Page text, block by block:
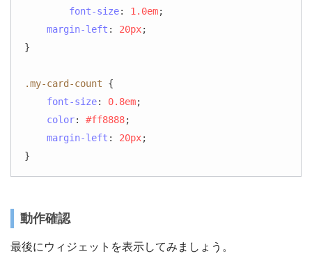
font-size: 1.0em;
margin-left : 20px;
}
.my-card-count {
font-size: 0.8em;
color: #ff8888;
margin-left : 20px;
}
動作確認
最後にウィジェットを表示してみましょう。